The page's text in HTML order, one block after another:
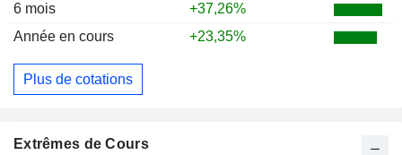
6 mois
+37,26%
Année en cours
+23,35%
Plus de cotations
Extrêmes de Cours